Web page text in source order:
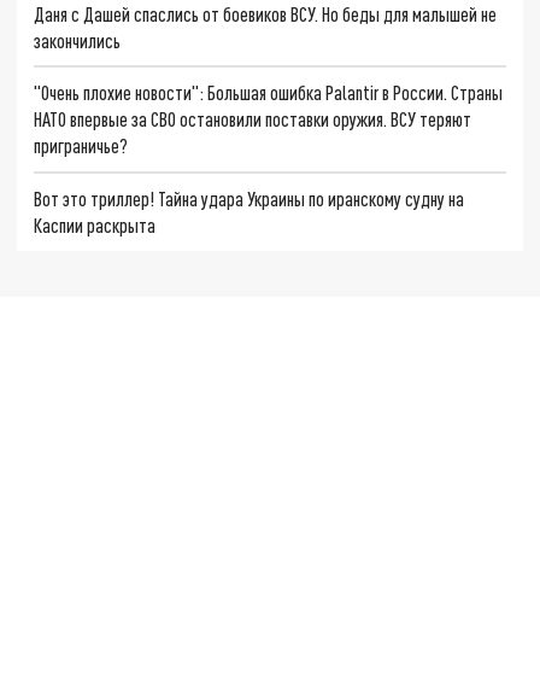
Даня с Дашей спаслись от боевиков ВСУ. Но беды для малышей не
закончились
"Очень плохие новости": Большая ошибка Palantir в России. Страны
НАТО впервые за СВО остановили поставки оружия. ВСУ теряют
приграничье?
Вот это триллер! Тайна удара Украины по иранскому судну на
Каспии раскрыта